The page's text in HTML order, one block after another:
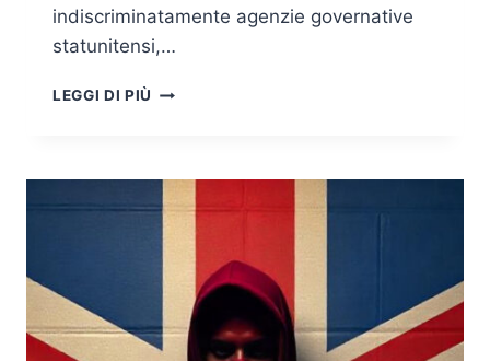
indiscriminatamente agenzie governative
statunitensi,…
LEGGI DI PIÙ LA
TOOLSHELL
COLPISCE
COSA
SUCCEDENDO